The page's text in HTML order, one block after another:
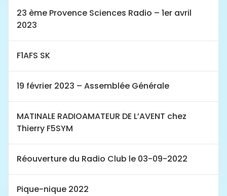
23 ème Provence Sciences Radio – 1er avril
2023
F1AFS SK
19 février 2023 – Assemblée Générale
MATINALE RADIOAMATEUR DE L’AVENT chez
Thierry F5SYM
Réouverture du Radio Club le 03-09-2022
Pique-nique 2022